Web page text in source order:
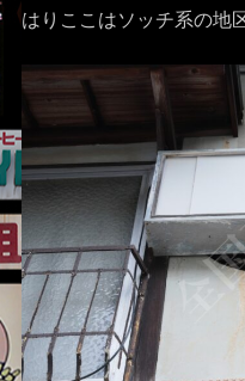
はりここはソッチ系の地